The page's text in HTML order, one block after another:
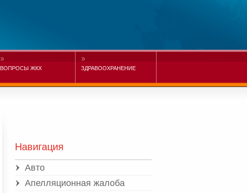
ВОПРОСЫ ЖКХ ЗДРАВООХРАНЕНИЕ
Навигация
Авто
Апелляционная жалоба